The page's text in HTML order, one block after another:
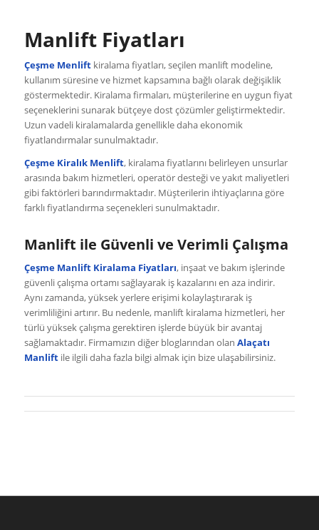
Manlift Fiyatları
Çeşme Menliftkiralama fiyatları, seçilen manlift modeline,
kullanım süresine ve hizmet kapsamına bağlı olarak değişiklik
göstermektedir. Kiralama firmaları, müşterilerine en uygun fiyat
seçeneklerini sunarak bütçeye dost çözümler geliştirmektedir.
Uzun vadeli kiralamalarda genellikle daha ekonomik
fiyatlandırmalar sunulmaktadır.
Çeşme Kiralık Menlift, kiralama fiyatlarını belirleyen unsurlar
arasında bakım hizmetleri, operatör desteği ve yakıt maliyetleri
gibi faktörleri barındırmaktadır. Müşterilerin ihtiyaçlarına göre
farklı fiyatlandırma seçenekleri sunulmaktadır.
Manlift ile Güvenli ve Verimli Çalışma
Çeşme Manlift Kiralama Fiyatları, inşaat ve bakım işlerinde
güvenli çalışma ortamı sağlayarak iş kazalarını en aza indirir.
Aynı zamanda, yüksek yerlere erişimi kolaylaştırarak iş
verimliliğini artırır. Bu nedenle, manlift kiralama hizmetleri, her
türlü yüksek çalışma gerektiren işlerde büyük bir avantaj
sağlamaktadır. Firmamızın diğer bloglarından olan Alaçatı
Manliftile ilgili daha fazla bilgi almak için bize ulaşabilirsiniz.